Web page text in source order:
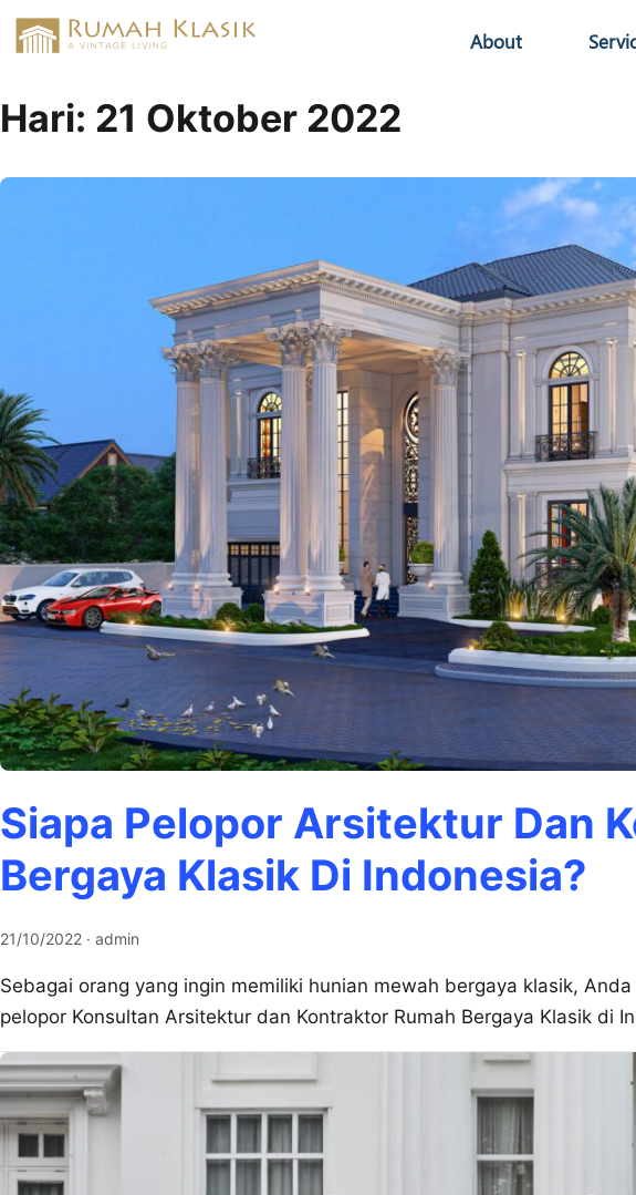
About
Hari: 21 Oktober 2022
Siapa Pelopor Arsitektur Dan
Bergaya Klasik Di Indonesia?
21/10/2022 · admin
Sebagai orang yang ingin memiliki hunian mewah bergaya klasik,
pelopor Konsultan Arsitektur dan Kontraktor Rumah Bergaya Klasik di